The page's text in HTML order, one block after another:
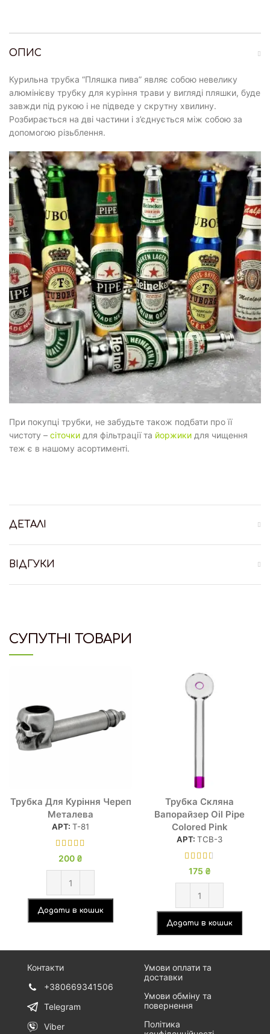
ОПИС
Курильна трубка “Пляшка пива” являє собою невелику
алюмінієву трубку для куріння трави у вигляді пляшки, буде
завжди під рукою і не підведе у скрутну хвилину.
Розбирається на дві частини і з’єднується між собою за
допомогою різьблення.
При покупці трубки, не забудьте також подбати про її
чистоту – сіточки для фільтрації та йоржики для чищення
теж є в нашому асортименті.
ДЕТАЛІ
ВІДГУКИ
СУПУТНІ ТОВАРИ
Трубка Для Куріння Череп
Металева
АРТ: Т-81
200 ₴
Додати в кошик
Трубка Скляна
Вапорайзер Oil Pipe
Colored Pink
АРТ: ТСВ-3
175 ₴
Додати в кошик
Контакти
+380669341506
Telegram
Viber
Умови оплати та
доставки
Умови обміну та
повернення
Політика